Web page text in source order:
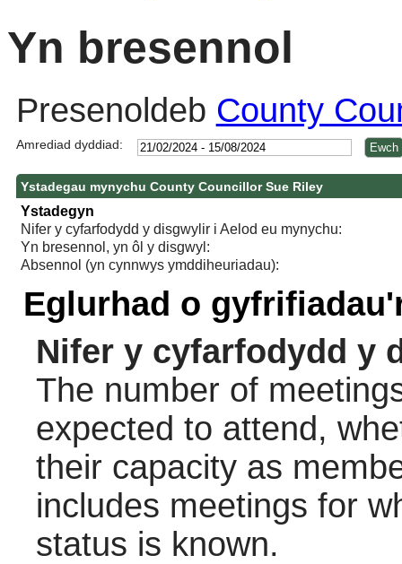
Yn bresennol
Presenoldeb County
Amrediad dyddiad:
Ystadegau mynychu County Councillor Sue Riley
Ystadegyn
Nifer y cyfarfodydd y disgwylir i Aelod eu mynychu:
Yn bresennol, yn ôl y disgwyl:
Absennol (yn cynnwys ymddiheuriadau):
Eglurhad o
Nifer y cyfarfodydd y
The number of
expected to attend,
their capacity as
includes meetings for
status is known.